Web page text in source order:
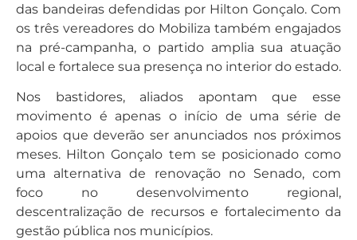
das bandeiras defendidas por Hilton Gonçalo. Com
os três vereadores do Mobiliza também engajados
na pré-campanha, o partido amplia sua atuação
local e fortalece sua presença no interior do estado.
Nos bastidores, aliados apontam que esse
movimento é apenas o início de uma série de
apoios que deverão ser anunciados nos próximos
meses. Hilton Gonçalo tem se posicionado como
uma alternativa de renovação no Senado, com
foco no desenvolvimento regional,
descentralização de recursos e fortalecimento da
gestão pública nos municípios.